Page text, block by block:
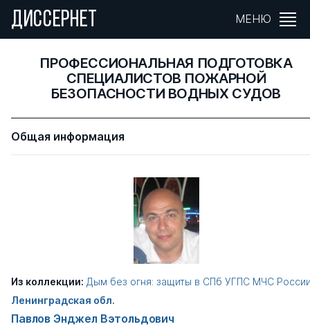
ДИССЕРНЕТ МЕНЮ
ПРОФЕССИОНАЛЬНАЯ ПОДГОТОВКА
СПЕЦИАЛИСТОВ ПОЖАРНОЙ
БЕЗОПАСНОСТИ ВОДНЫХ СУДОВ
Общая информация
Из коллекции: Дым без огня: защиты в СПб УГПС МЧС
Ленинградская обл.
Павлов Энджел Вэтольдович